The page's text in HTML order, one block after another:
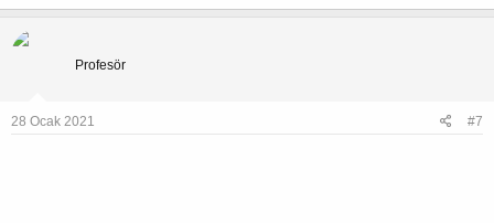
Profesör
28 Ocak 2021 #7